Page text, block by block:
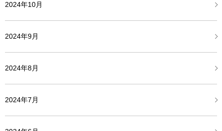
2024年10月
2024年9月
2024年8月
2024年7月